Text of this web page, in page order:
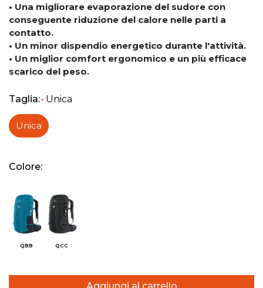
• Una migliorare evaporazione del sudore con
conseguente riduzione del calore nelle parti a
contatto.
• Un minor dispendio energetico durante l'attività.
• Un miglior comfort ergonomico e un più efficace
scarico del peso.
Taglia:* Unica
Unica
Colore:
QBB QCC